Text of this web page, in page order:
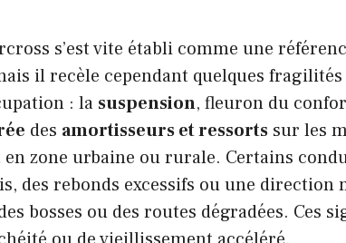
s’est vite établi comme une
il recèle cependant quelques
: la suspension, fleuron du
des amortisseurs et ressorts sur les
zone urbaine ou rurale. Certains
des rebonds excessifs ou une direction
bosses ou des routes dégradées. Ces